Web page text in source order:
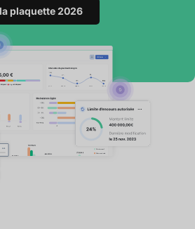
plaquette 2026